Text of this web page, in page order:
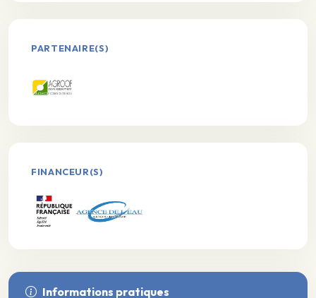
PARTENAIRE(S)
FINANCEUR(S)
Informations pratiques